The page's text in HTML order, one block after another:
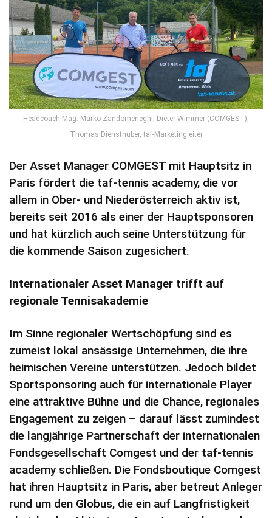
Headcoach Mag. Marko Zandomeneghi, Dieter Wimmer (COMGEST),
Thomas Diensthuber, taf-Marketingleiter
Der Asset Manager COMGEST mit Hauptsitz in
Paris fördert die taf-tennis academy, die vor
allem in Ober- und Niederösterreich aktiv ist,
bereits seit 2016 als einer der Hauptsponsoren
und hat kürzlich auch seine Unterstützung für
die kommende Saison zugesichert.
Internationaler Asset Manager trifft auf
regionale Tennisakademie
Im Sinne regionaler Wertschöpfung sind es
zumeist lokal ansässige Unternehmen, die ihre
heimischen Vereine unterstützen. Jedoch bildet
Sportsponsoring auch für internationale Player
eine attraktive Bühne und die Chance, regionales
Engagement zu zeigen – darauf lässt zumindest
die langjährige Partnerschaft der internationalen
Fondsgesellschaft Comgest und der taf-tennis
academy schließen. Die Fondsboutique Comgest
hat ihren Hauptsitz in Paris, aber betreut Anleger
rund um den Globus, die ein auf Langfristigkeit